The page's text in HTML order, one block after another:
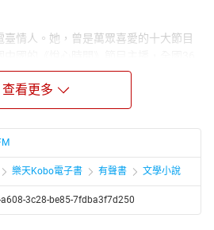
情人。她，曾是萬眾喜愛的十大節目
。很多熱愛她的聽眾說，《悅心時間》
2000年離開廣播，2002年又因割捨不了
了這片舞臺。她，就是溫柔、知性、堅
查看更多
樂天Kobo電子書 有聲書 文學小說
3c28-be85-7fdba3f7d250